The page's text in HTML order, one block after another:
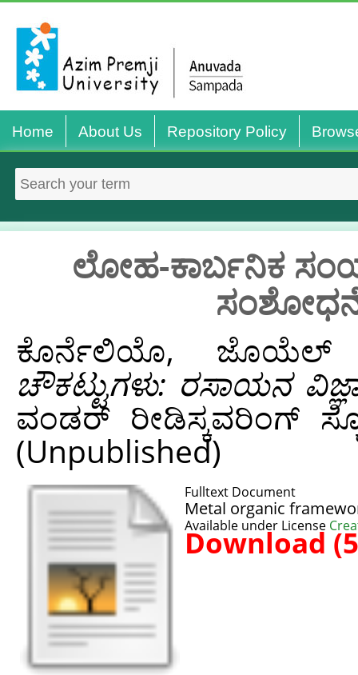
Home About Us Repository Policy
ಲೋಹ-ಕಾರ್ಬನಿಕ
ಕೊರ್ನೆಲಿಯೊ, ಜೊಯೆಲ್
ಚೌಕಟ್ಟುಗಳು: ರಸಾಯನ
ವಂಡರ್ ರೀಡಿಸ್ಕವರಿಂಗ್
(Unpublished)
Fulltext Document
Metal organic
Available under License
Download